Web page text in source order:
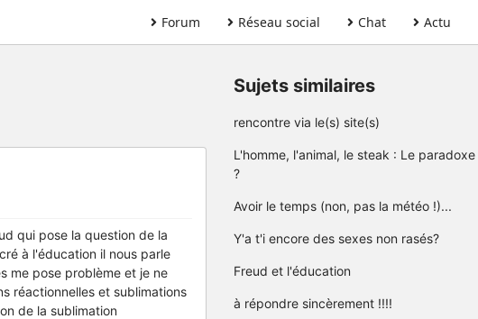
Forum Réseau social Chat Actu
qui pose la question de la
à l'éducation il nous parle
me pose problème et je ne
réactionnelles et sublimations
de la sublimation
Sujets similaires
rencontre via le(s) site(s)
L'homme, l'animal, le steak : Le paradoxe
?
Avoir le temps (non, pas la météo !)...
Y'a t'i encore des sexes non rasés?
Freud et l'éducation
à répondre sincèrement !!!!